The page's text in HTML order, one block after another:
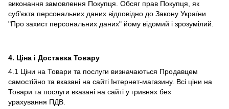
виконання замовлення Покупця. Обсяг прав Покупця, як
суб'єкта персональних даних відповідно до Закону України
"Про захист персональних даних" йому відомий і зрозумілий.
4. Ціна і Доставка Товару
4.1 Ціни на Товари та послуги визначаються Продавцем
самостійно та вказані на сайті Інтернет-магазину. Всі ціни на
Товари та послуги вказані на сайті у гривнях без
урахування ПДВ.